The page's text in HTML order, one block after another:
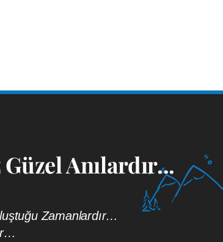
Anılardır...
Zamanlardır…